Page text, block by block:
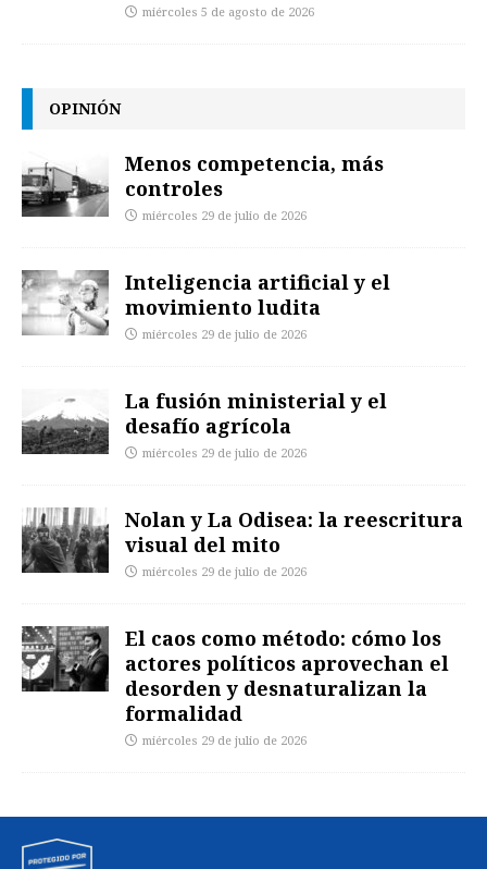
miércoles 5 de agosto de 2026
OPINIÓN
Menos competencia, más
controles
miércoles 29 de julio de 2026
Inteligencia artificial y el
movimiento ludita
miércoles 29 de julio de 2026
La fusión ministerial y el
desafío agrícola
miércoles 29 de julio de 2026
Nolan y La Odisea: la reescritura
visual del mito
miércoles 29 de julio de 2026
El caos como método: cómo los
actores políticos aprovechan el
desorden y desnaturalizan la
formalidad
miércoles 29 de julio de 2026